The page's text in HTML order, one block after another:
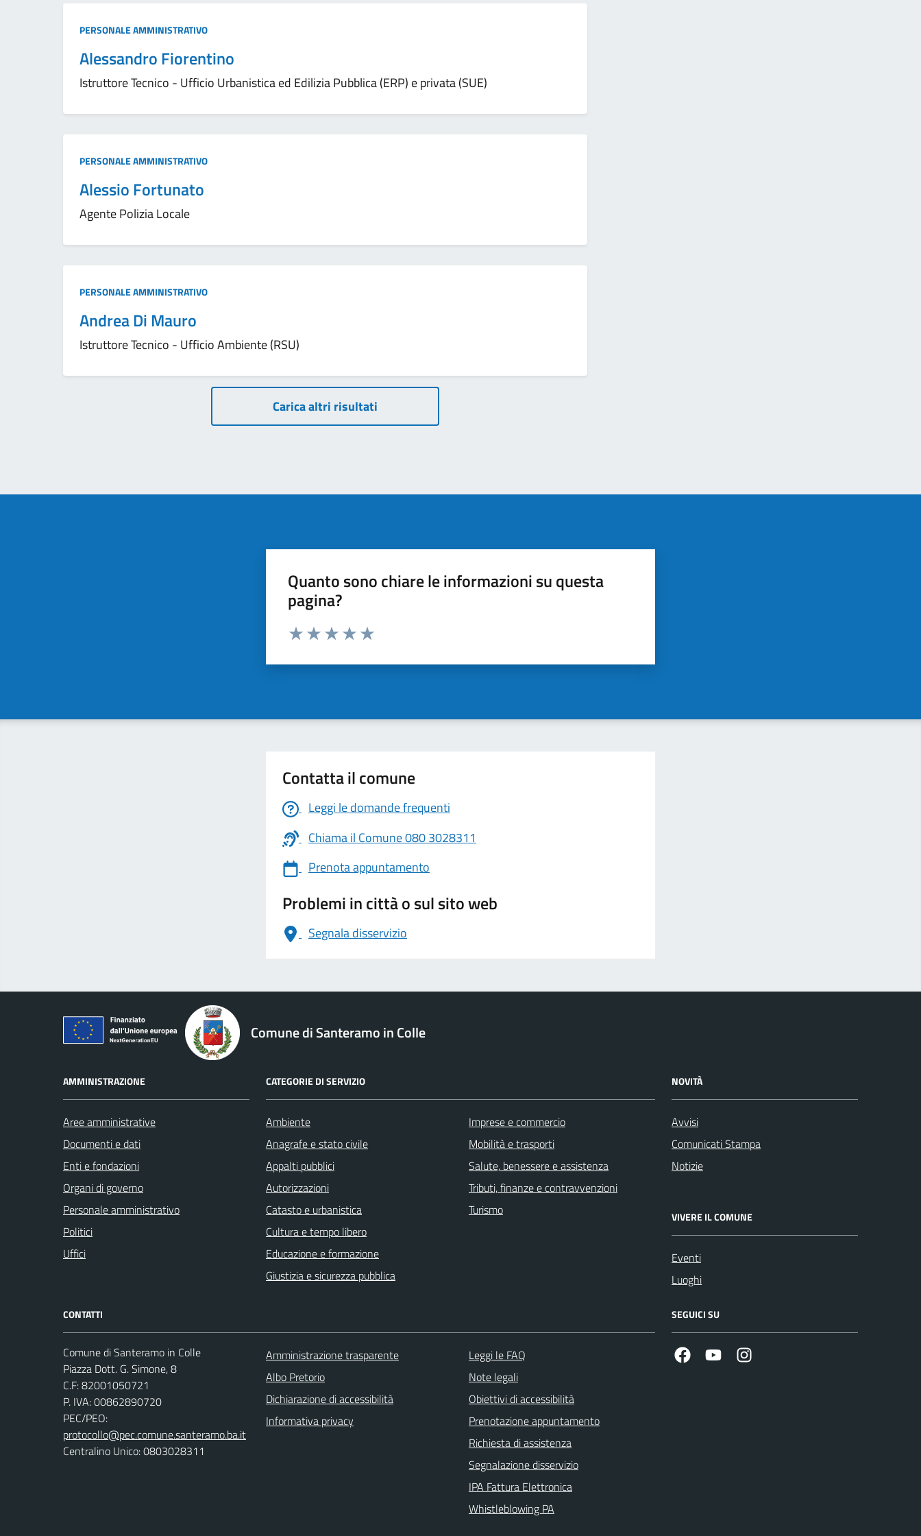
Tipo amministrazione:
PERSONALE AMMINISTRATIVO
Alessandro Fiorentino
Istruttore Tecnico - Ufficio Urbanistica ed Edilizia Pubblica (ERP) e privata (SUE)
Tipo amministrazione:
PERSONALE AMMINISTRATIVO
Alessio Fortunato
Agente Polizia Locale
Tipo amministrazione:
PERSONALE AMMINISTRATIVO
Andrea Di Mauro
Istruttore Tecnico - Ufficio Ambiente (RSU)
PaginazioneCarica altri risultati
Quanto sono chiare le informazioni su questa
pagina?
Valuta da 1 a 5 stelle la pagina
Contatta il comune
Leggi le domande frequenti
Chiama il Comune 080 3028311
Prenota appuntamento
Problemi in città o sul sito web
Segnala disservizio
logo Unione Europea
Comune di Santeramo in Colle
AMMINISTRAZIONE
Aree amministrative
Documenti e dati
Enti e fondazioni
Organi di governo
Personale amministrativo
Politici
Uffici
CATEGORIE DI SERVIZIO
Ambiente
Anagrafe e stato civile
Appalti pubblici
Autorizzazioni
Catasto e urbanistica
Cultura e tempo libero
Educazione e formazione
Giustizia e sicurezza pubblica
Imprese e commercio
Mobilità e trasporti
Salute, benessere e assistenza
Tributi, finanze e contravvenzioni
Turismo
NOVITÀ
Avvisi
Comunicati Stampa
Notizie
VIVERE IL COMUNE
Eventi
Luoghi
CONTATTI
Comune di Santeramo in Colle
Piazza Dott. G. Simone, 8
C.F:82001050721
P. IVA:00862890720
PEC/PEO:
protocollo@pec.comune.santeramo.ba.it
Centralino Unico: 0803028311
Amministrazione trasparente
Albo Pretorio
Dichiarazione di accessibilità
Informativa privacy
Leggi le FAQ
Note legali
Obiettivi di accessibilità
Prenotazione appuntamento
Richiesta di assistenza
Segnalazione disservizio
IPA Fattura Elettronica
Whistleblowing PA
SEGUICI SU
FacebookYoutube